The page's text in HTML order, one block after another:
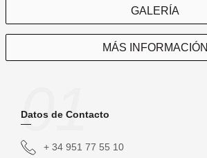
GALERÍA
MÁS INFORMACIÓN
01
Datos de Contacto
+ 34 951 77 55 10